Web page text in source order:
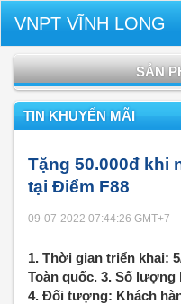
VNPT VĨNH LONG
SẢN
TIN KHUYẾN MÃI
Tặng 50.000đ khi
tại Điểm F88
09-07-2022 07:44:26 GMT+7
1. Thời gian triển khai:
Toàn quốc. 3. Số lượng
4. Đối tượng: Khách